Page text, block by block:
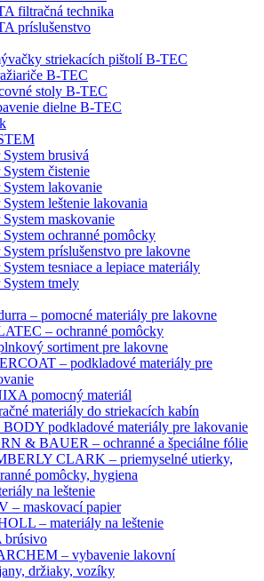
filtračná technika
príslušenstvo
striekacích pištolí B-TEC
B-TEC
stoly B-TEC
dielne B-TEC
System brusivá
System čistenie
System lakovanie
System leštenie lakovania
System maskovanie
System ochranné pomôcky
System príslušenstvo pre lakovne
System tesniace a lepiace materiály
System tmely
– pomocné materiály pre lakovne
– ochranné pomôcky
sortiment pre lakovne
– podkladové materiály pre
pomocný materiál
materiály do striekacích kabín
podkladové materiály pre lakovanie
& BAUER – ochranné a špeciálne fólie
CLARK – priemyselné utierky,
pomôcky, hygiena
na leštenie
– maskovací papier
– materiály na leštenie
brúsivo
– vybavenie lakovní
držiaky, vozíky